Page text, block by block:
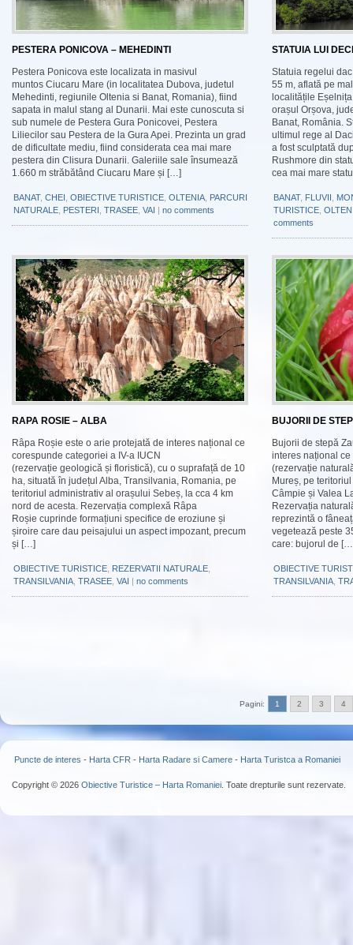
PESTERA PONICOVA – MEHEDINTI
Pestera Ponicova este localizata in masivul
muntos Ciucaru Mare (in localitatea Dubova, judetul
Mehedinti, regiunile Oltenia si Banat, Romania), fiind
sapata in malul stang al Dunarii. Mai este cunoscuta si
sub numele de Pestera Gura Ponicovei, Pestera
Liliecilor sau Pestera de la Gura Apei. Prezinta un grad
de dificultate mediu, fiind considerata cea mai mare
pestera din Clisura Dunarii. Galeriile sale însumează
1.660 m străbătând Ciucaru Mare și […]
BANAT, CHEI OBIECTIVE TURISTICE OLTENIA PARCURI
NATURALE PESTERI TRASEE VAI | no comments
STATUIA LUI
Statuia regelui
55 m, aflată pe
localitățile
orașul Orșova,
Banat, România.
ultimul rege al
a fost sculptată
Rushmore din
cea mai mare
BANAT, FLUVII
TURISTICE
comments
RAPA ROSIE – ALBA
Râpa Roșie este o arie protejată de interes național ce
corespunde categoriei a IV-a IUCN
(rezervație geologică și floristică), cu o suprafață de 10
ha, situată în județul Alba, Transilvania, Romania, pe
teritoriul administrativ al orașului Sebeș, la cca 4 km
nord de acesta. Rezervația complexă Râpa
Roșie cuprinde formațiuni specifice de eroziune și
șiroire care dau peisajului un aspect impozant, precum
și […]
OBIECTIVE TURISTICE REZERVATII NATURALE
TRANSILVANIA TRASEE VAI | no comments
BUJORII DE
Bujorii de stepă
interes național
(rezervație
Mureș, pe
Câmpie și Valea
Rezervația
reprezintă o
vegetează peste
care: bujorul de
OBIECTIVE
TRANSILVANIA
Pagini: 1 2 3 4
Puncte de interes - Harta CFR - Harta Radare si Camere - Harta Turistca a Romaniei
Copyright © 2026 Obiective Turistice – Harta Romaniei . Toate drepturile sunt rezervate.